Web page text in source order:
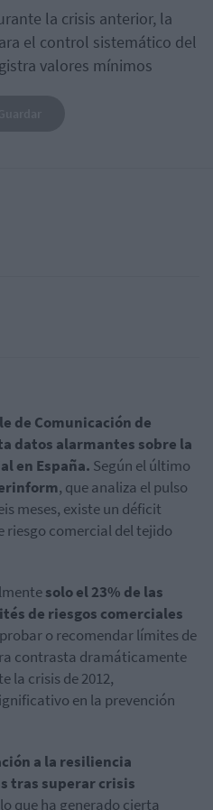
la crisis anterior, la
el control sistemático del
valores mínimos
de Comunicación de
datos alarmantes sobre la
en España. Según el último
, que analiza el pulso
meses, existe un déficit
riesgo comercial del tejido
solo el 23% de las
de riesgos comerciales
o recomendar límites de
contrasta dramáticamente
la crisis de 2012,
en la prevención
a la resiliencia
tras superar crisis
lo que ha generado cierta